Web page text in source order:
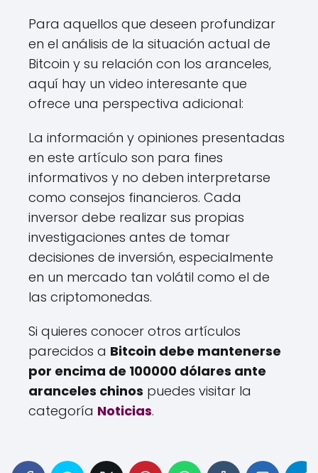
Para aquellos que deseen profundizar
en el análisis de la situación actual de
Bitcoin y su relación con los aranceles,
aquí hay un video interesante que
ofrece una perspectiva adicional:
La información y opiniones presentadas
en este artículo son para fines
informativos y no deben interpretarse
como consejos financieros. Cada
inversor debe realizar sus propias
investigaciones antes de tomar
decisiones de inversión, especialmente
en un mercado tan volátil como el de
las criptomonedas.
Si quieres conocer otros artículos
parecidos a Bitcoin debe mantenerse
por encima de 100000 dólares ante
aranceles chinos puedes visitar la
categoría Noticias.